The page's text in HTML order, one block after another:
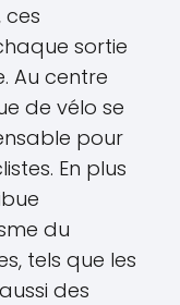
ces
sortie
Au centre
de vélo se
pour
En plus
du
tels que les
des